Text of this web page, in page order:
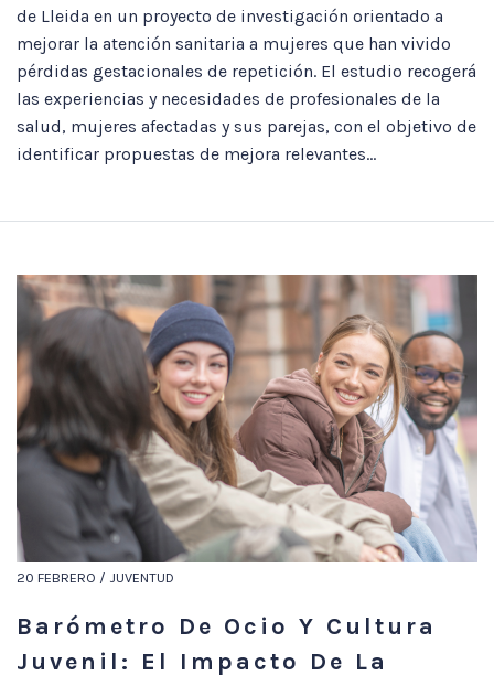
de Lleida en un proyecto de investigación orientado a
mejorar la atención sanitaria a mujeres que han vivido
pérdidas gestacionales de repetición. El estudio recogerá
las experiencias y necesidades de profesionales de la
salud, mujeres afectadas y sus parejas, con el objetivo de
identificar propuestas de mejora relevantes...
20 FEBRERO / JUVENTUD
Barómetro De Ocio Y Cultura
Juvenil: El Impacto De La